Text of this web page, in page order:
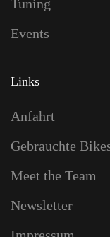
Tuning
Events
Links
Anfahrt
Gebrauchte
Meet the Team
Newsletter